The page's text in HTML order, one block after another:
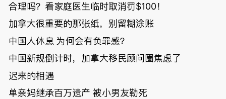
温“丑陋土
豆日”冲击
吉尼斯纪
录；惨！留
骗光2万美
元，还被卷
入跨国刑案
账户遭封！
欠款多出$1
9万；突
发！无辜男
孩温哥华市
中心被刺身
亡；
单；房市崩
盘前兆？加
国租赁市场
恐迎暴跌危
合理吗？看家庭医生临时取消罚$100！
加拿大很重要的那张纸，别留糊涂账
中国人休息 为何会有负罪感？
中国新规倒计时，加拿大移民顾问圈焦虑了
迟来的相遇
单亲妈继承百万遗产 被小男友勒死